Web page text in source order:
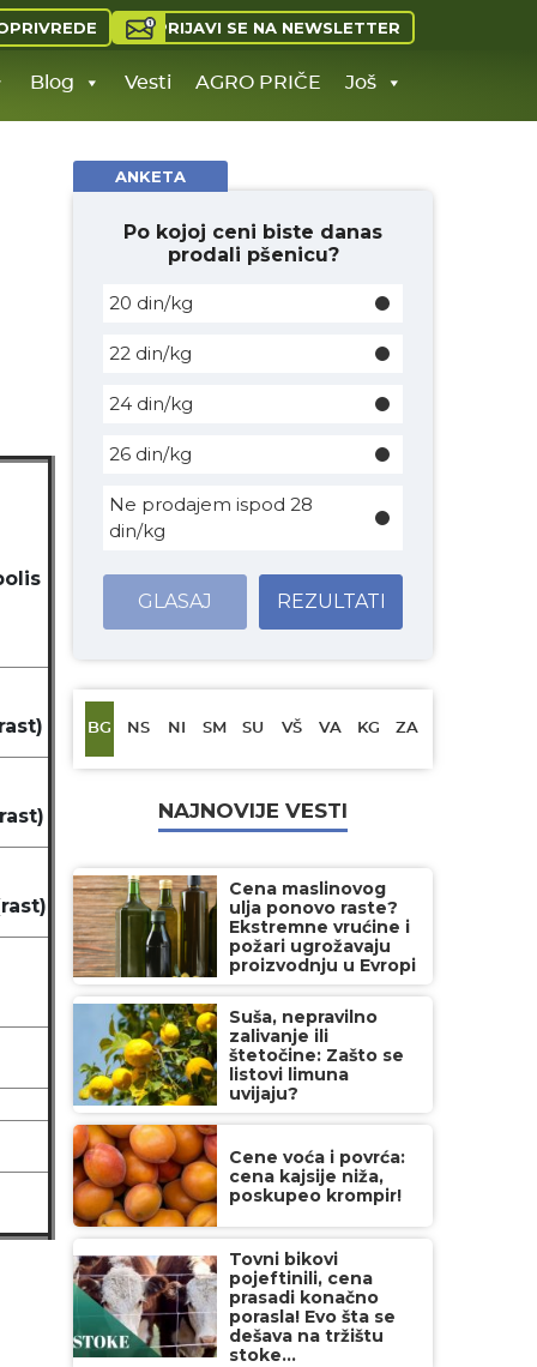
PRIJAVI SE NA NEWSLETTER
Blog Vesti AGRO PRIČE Još
ANKETA
Po kojoj ceni biste danas
prodali pšenicu?
20 din/kg
22 din/kg
24 din/kg
26 din/kg
Ne prodajem ispod 28
din/kg
GLASAJ REZULTATI
BG NS NI SM SU VŠ VA KG ZA
NAJNOVIJE VESTI
Cena maslinovog
ulja ponovo raste?
Ekstremne vrućine i
požari ugrožavaju
proizvodnju u Evropi
Suša, nepravilno
zalivanje ili
štetočine: Zašto se
listovi limuna
uvijaju?
Cene voća i povrća:
cena kajsije niža,
poskupeo krompir!
Tovni bikovi
pojeftinili, cena
prasadi konačno
porasla! Evo šta se
dešava na tržištu
stoke...